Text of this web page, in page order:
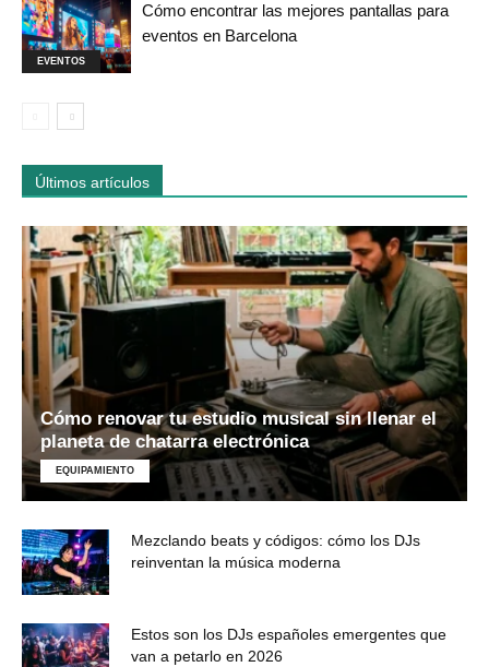
EVENTOS
Cómo encontrar las mejores pantallas para
eventos en Barcelona
Últimos artículos
Cómo renovar tu estudio musical sin llenar el
planeta de chatarra electrónica
EQUIPAMIENTO
Mezclando beats y códigos: cómo los DJs
reinventan la música moderna
Estos son los DJs españoles emergentes que
van a petarlo en 2026